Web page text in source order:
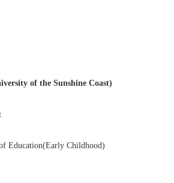
of the Sunshine Coast)
Education(Early Childhood)